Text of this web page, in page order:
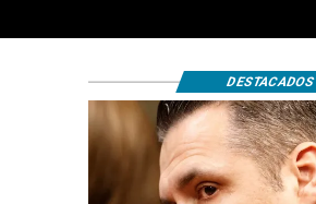
DESTACADOS